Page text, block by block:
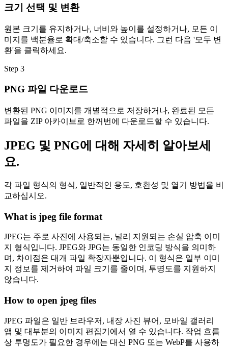
크기 선택 및 변환
원본 크기를 유지하거나, 너비와 높이를 설정하거나, 모든 이
미지를 백분율로 확대/축소할 수 있습니다. 그런 다음 '모두 변
환'을 클릭하세요.
Step 3
PNG 파일 다운로드
변환된 PNG 이미지를 개별적으로 저장하거나, 완료된 모든
파일을 ZIP 아카이브로 한꺼번에 다운로드할 수 있습니다.
JPEG 및 PNG에 대해 자세히 알아보세
요.
각 파일 형식의 형식, 일반적인 용도, 호환성 및 열기 방법을 비
교하십시오.
What is jpeg file format
JPEG는 주로 사진에 사용되는, 널리 지원되는 손실 압축 이미
지 형식입니다. JPEG와 JPG는 동일한 인코딩 방식을 의미하
며, 차이점은 대개 파일 확장자뿐입니다. 이 형식은 일부 이미
지 정보를 제거하여 파일 크기를 줄이며, 투명도를 지원하지
않습니다.
How to open jpeg files
JPEG 파일은 일반 브라우저, 내장 사진 뷰어, 모바일 갤러리
앱 및 대부분의 이미지 편집기에서 열 수 있습니다. 작업 흐름
상 투명도가 필요한 경우에는 대신 PNG 또는 WebP를 사용하